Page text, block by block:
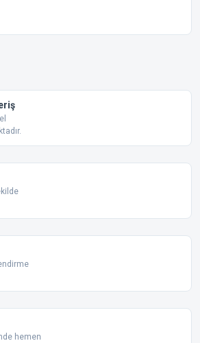
sipariş verdim. Çok güzel oldu
12/2023
bozuk veya görüntülenemiyor.
eksik bilgiler bulunuyor.
farklı alternatifler olmalı.
hemen